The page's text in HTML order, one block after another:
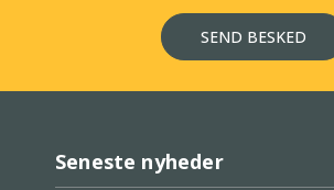
Seneste nyheder